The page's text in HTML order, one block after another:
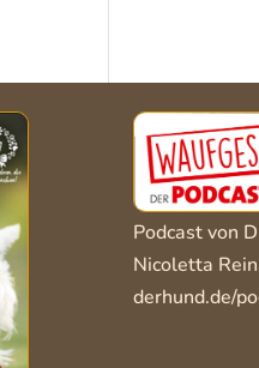
Podcast von
Nicoletta
derhund.de/